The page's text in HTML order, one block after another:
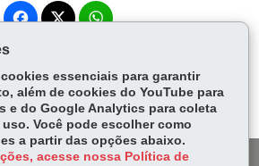
Fa
ok
itt
er
W
Ap
p
essenciais para garantir
além de cookies do YouTube para
e do Google Analytics para coleta
Você pode escolher como
a partir das opções abaixo.
acesse nossa Política de